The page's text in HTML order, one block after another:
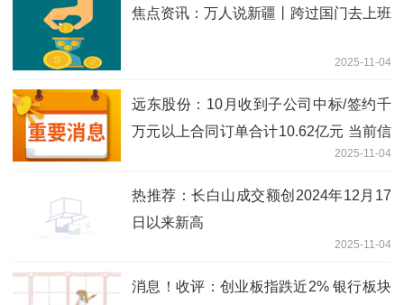
焦点资讯：万人说新疆丨跨过国门去上班
2025-11-04
远东股份：10月收到子公司中标/签约千
万元以上合同订单合计10.62亿元 当前信
2025-11-04
热推荐：长白山成交额创2024年12月17
日以来新高
2025-11-04
消息！收评：创业板指跌近2% 银行板块